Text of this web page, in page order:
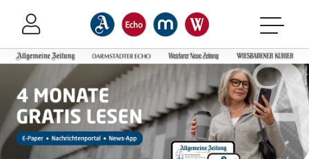
Sprung-
Navigation
direkt
Header
Inhalt
Footer